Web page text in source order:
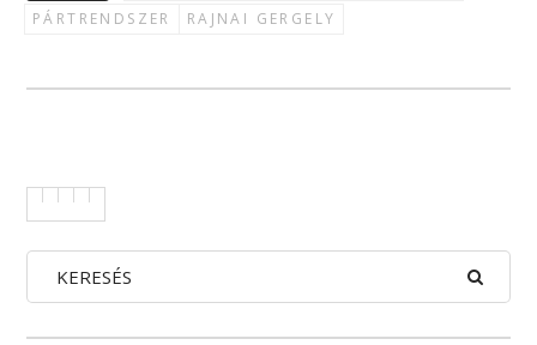
PÁRTRENDSZER
RAJNAI GERGELY